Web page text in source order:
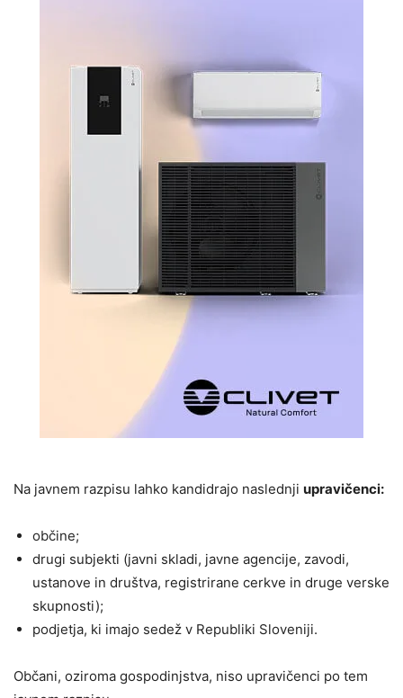
Na javnem razpisu lahko kandidrajo naslednji upravičenci:
občine;
drugi subjekti (javni skladi, javne agencije, zavodi,
ustanove in društva, registrirane cerkve in druge verske
skupnosti);
podjetja, ki imajo sedež v Republiki Sloveniji.
Občani, oziroma gospodinjstva, niso upravičenci po tem